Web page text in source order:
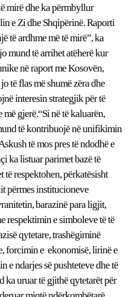
mirë dhe ka përmbyllur
e Zi dhe Shqipërinë. Raporti
të ardhme më të mirë”, ka
mund të arrihet atëherë kur
në raport me Kosovën,
të flas më shumë zëra dhe
interesin strategjik për të
gjerë.“Si në të kaluarën,
të kontribuojë në unifikimin
të mos pres të ndodhë e
ka listuar parimet bazë të
të respektohen, përkatësisht
përmes institucioneve
barazinë para ligjit,
respektimin e simboleve të të
qytetare, trashëgiminë
forcimin e ekonomisë, lirinë e
e ndarjes së pushteteve dhe të
ka uruar të gjithë qytetarët për